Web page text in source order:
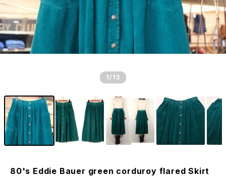
1 /13
80's Eddie Bauer green corduroy flared Skirt